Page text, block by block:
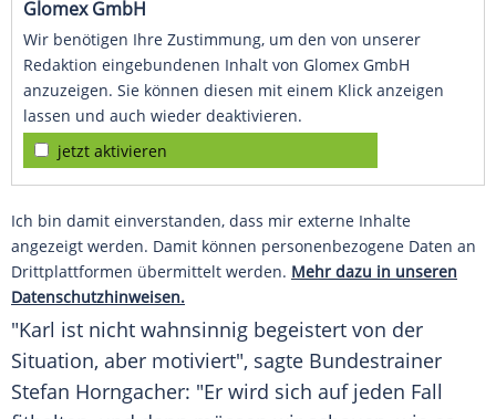
Glomex GmbH
Wir benötigen Ihre Zustimmung, um den von unserer
Redaktion eingebundenen Inhalt von Glomex GmbH
anzuzeigen. Sie können diesen mit einem Klick anzeigen
lassen und auch wieder deaktivieren.
jetzt aktivieren
Ich bin damit einverstanden, dass mir externe Inhalte
angezeigt werden. Damit können personenbezogene Daten an
Drittplattformen übermittelt werden. Mehr dazu in unseren
Datenschutzhinweisen.
"Karl ist nicht wahnsinnig begeistert von der
Situation, aber motiviert", sagte Bundestrainer
Stefan Horngacher: "Er wird sich auf jeden Fall